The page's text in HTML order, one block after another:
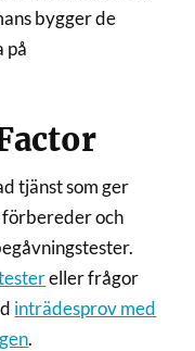
bygger de
på
tjänst som ger
och
eller frågor
inträdesprov med
.